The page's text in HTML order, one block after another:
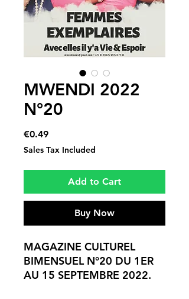
MWENDI 2022
N°20
€0.49Price
Sales Tax Included
Add to Cart
Buy Now
MAGAZINE CULTUREL
BIMENSUEL N°20 DU 1ER
AU 15 SEPTEMBRE 2022.